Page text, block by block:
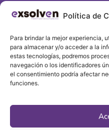
Política de
Para brindar la mejor experiencia,
para almacenar y/o acceder a la
estas tecnologías, podremos
navegación o los identificadores
el consentimiento podría afectar
funciones.
Síguenos
Sede principal
Calle 16J # 96c - 80
Bogotá, Colombia